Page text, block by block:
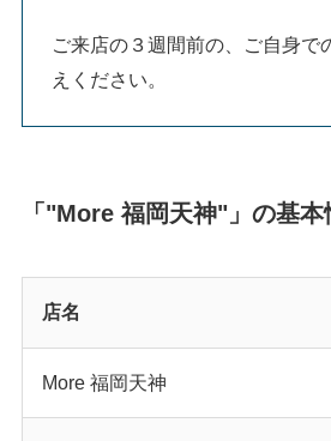
ご来店の３週間前の、ご自身で
えください。
「"More 福岡天神"」の基
店名
More 福岡天神